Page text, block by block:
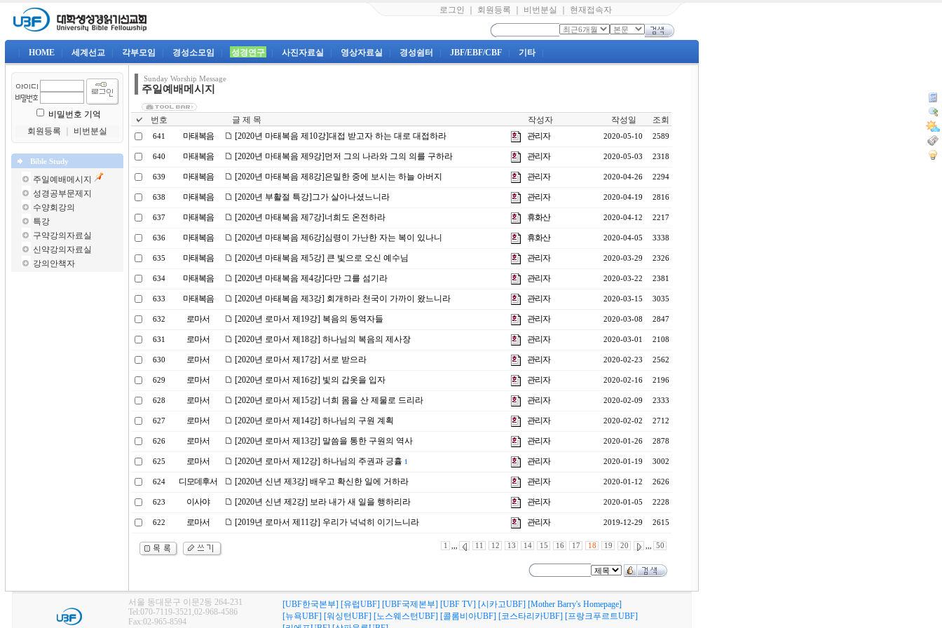
로그인 회원등록 비번분실 현재접속자
HOME 세계선교 각부모임 경성소모임 성경연구 사진자료실 영상자료실 경성쉼터 JBF/EBF/CBF 기타
비밀번호 기억
회원등록
비번분실
Bible Study
주일예배메시지
성경공부문제지
수양회강의
특강
구약강의자료실
신약강의자료실
강의안책자
Sunday Worship Message
주일예배메시지
번호 글 제 목 작성자 작성일 조회
641 마태복음 [2020년 마태복음 제10강]대접 받고자 하는 대로 대접하라 관리자 2020-05-10 2589
640 마태복음 [2020년 마태복음 제9강]먼저 그의 나라와 그의 의를 구하라 관리자 2020-05-03 2318
639 마태복음 [2020년 마태복음 제8강]은밀한 중에 보시는 하늘 아버지 관리자 2020-04-26 2294
638 마태복음 [2020년 부활절 특강]그가 살아나셨느니라 관리자 2020-04-19 2816
637 마태복음 [2020년 마태복음 제7강]너희도 온전하라 휴화산 2020-04-12 2217
636 마태복음 [2020년 마태복음 제6강]심령이 가난한 자는 복이 있나니 휴화산 2020-04-05 3338
635 마태복음 [2020년 마태복음 제5강] 큰 빛으로 오신 예수님 관리자 2020-03-29 2326
634 마태복음 [2020년 마태복음 제4강]다만 그를 섬기라 관리자 2020-03-22 2381
633 마태복음 [2020년 마태복음 제3강] 회개하라 천국이 가까이 왔느니라 관리자 2020-03-15 3035
632 로마서 [2020년 로마서 제19강] 복음의 동역자들 관리자 2020-03-08 2847
631 로마서 [2020년 로마서 제18강] 하나님의 복음의 제사장 관리자 2020-03-01 2108
630 로마서 [2020년 로마서 제17강] 서로 받으라 관리자 2020-02-23 2562
629 로마서 [2020년 로마서 제16강] 빛의 갑옷을 입자 관리자 2020-02-16 2196
628 로마서 [2020년 로마서 제15강] 너희 몸을 산 제물로 드리라 관리자 2020-02-09 2333
627 로마서 [2020년 로마서 제14강] 하나님의 구원 계획 관리자 2020-02-02 2712
626 로마서 [2020년 로마서 제13강] 말씀을 통한 구원의 역사 관리자 2020-01-26 2878
625 로마서 [2020년 로마서 제12강] 하나님의 주권과 긍휼 1 관리자 2020-01-19 3002
624 디모데후서 [2020년 신년 제3강] 배우고 확신한 일에 거하라 관리자 2020-01-12 2626
623 이사야 [2020년 신년 제2강] 보라 내가 새 일을 행하리라 관리자 2020-01-05 2228
622 로마서 [2019년 로마서 제11강] 우리가 넉넉히 이기느니라 관리자 2019-12-29 2615
1 ,,, 11 12 13 14 15 16 17 18 19 20 ,,, 50
서울 동대문구 이문2동 264-231
Tel:070-7119-3521,02-968-4586
Fax:02-965-8594
[UBF한국본부] [유럽UBF] [UBF국제본부] [UBF TV] [시카고UBF] [Mother Barry's Homepage]
[뉴욕UBF] [워싱턴UBF] [노스웨스턴UBF] [콜롬비아UBF] [코스타리카UBF] [프랑크푸르트UBF]